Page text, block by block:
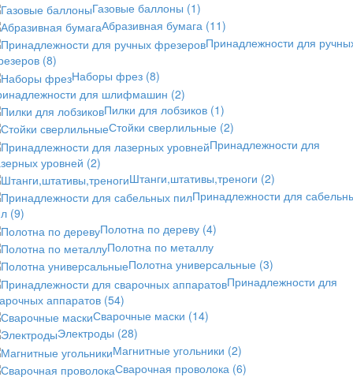
Газовые баллоны (1)
Абразивная бумага (11)
Принадлежности для
(8)
Наборы фрез (8)
для шлифмашин (2)
Пилки для лобзиков (1)
Стойки сверлильные (2)
Принадлежности для
уровней (2)
Штанги,штативы,треноги (2)
Принадлежности для
(9)
Полотна по дереву (4)
Полотна по металлу
Полотна универсальные (3)
Принадлежности для
аппаратов (54)
Сварочные маски (14)
Электроды (28)
Магнитные угольники (2)
Сварочная проволока (6)